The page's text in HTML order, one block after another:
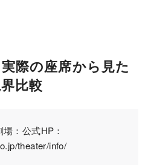
際の座席から見た
比較
：公式HP：
theater/info/